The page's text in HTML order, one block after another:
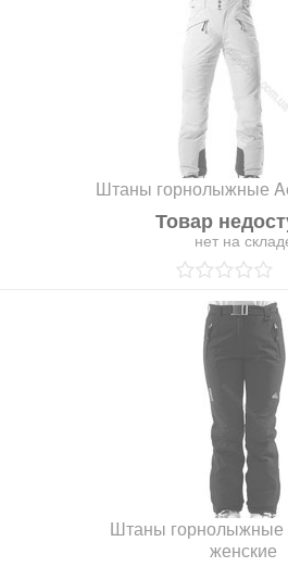
Штаны горнолыжные
Товар
нет на
Штаны горнолыжные
женские